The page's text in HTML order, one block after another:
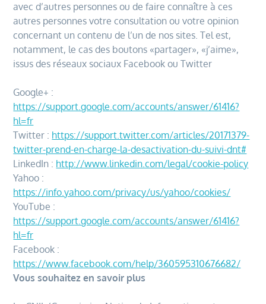
avec d’autres personnes ou de faire connaître à ces
autres personnes votre consultation ou votre opinion
concernant un contenu de l’un de nos sites. Tel est,
notamment, le cas des boutons «partager», «j’aime»,
issus des réseaux sociaux Facebook ou Twitter
Google+ :
https://support.google.com/accounts/answer/61416?
hl=fr
Twitter : https://support.twitter.com/articles/20171379-
twitter-prend-en-charge-la-desactivation-du-suivi-dnt#
LinkedIn : http://www.linkedin.com/legal/cookie-policy
Yahoo :
https://info.yahoo.com/privacy/us/yahoo/cookies/
YouTube :
https://support.google.com/accounts/answer/61416?
hl=fr
Facebook :
https://www.facebook.com/help/360595310676682/
Vous souhaitez en savoir plus